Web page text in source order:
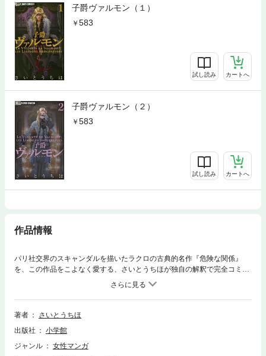
子爵ヴァルモン（１）
583
試し読み カートへ
子爵ヴァルモン（２）
583
試し読み カートへ
作品情報
パリ社交界のスキャンダルを描いたラクロの古典的名作『危険な関係』
を、この作品をこよなく愛する、さいとうちほが独自の解釈で完全コミカ
ライズ！「愛して、征服して、捨て去ること」それは稀代のプレイボー
イ、トリスタン・ド・ヴァルモン子爵にとって、自由を唯一の友とする放
蕩者（リベルタン）としての最高のプライド。そんな彼の甘い罠の標的と
なったのは、清純な美少女セシル、敬虔なトゥールベル法院長夫人、そし
女性たちだった。しかしこの危険なゲームは、次第に彼自身にもその刃を
向け始め…？はたしてゲームの勝者は？そして真の勝利とは…？男と女。
著者
さいとうちほ
出版社
小学館
ジャンル
女性マンガ